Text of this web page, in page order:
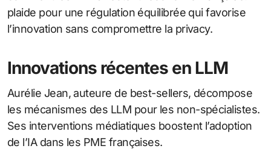
plaide pour une régulation équilibrée qui favorise
l’innovation sans compromettre la privacy.
Innovations récentes en LLM
Aurélie Jean, auteure de best-sellers, décompose
les mécanismes des LLM pour les non-spécialistes.
Ses interventions médiatiques boostent l’adoption
de l’IA dans les PME françaises.